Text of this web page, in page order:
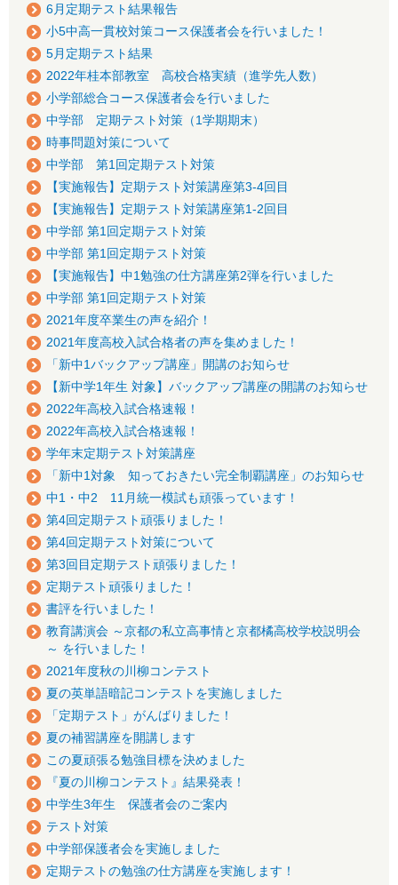
6月定期テスト結果報告
小5中高一貫校対策コース保護者会を行いました！
5月定期テスト結果
2022年桂本部教室 高校合格実績（進学先人数）
小学部総合コース保護者会を行いました
中学部 定期テスト対策（1学期期末）
時事問題対策について
中学部 第1回定期テスト対策
【実施報告】定期テスト対策講座第3-4回目
【実施報告】定期テスト対策講座第1-2回目
中学部 第1回定期テスト対策
中学部 第1回定期テスト対策
【実施報告】中1勉強の仕方講座第2弾を行いました
中学部 第1回定期テスト対策
2021年度卒業生の声を紹介！
2021年度高校入試合格者の声を集めました！
「新中1バックアップ講座」開講のお知らせ
【新中学1年生 対象】バックアップ講座の開講のお知らせ
2022年高校入試合格速報！
2022年高校入試合格速報！
学年末定期テスト対策講座
「新中1対象 知っておきたい完全制覇講座」のお知らせ
中1・中2 11月統一模試も頑張っています！
第4回定期テスト頑張りました！
第4回定期テスト対策について
第3回目定期テスト頑張りました！
定期テスト頑張りました！
書評を行いました！
教育講演会 ～京都の私立高事情と京都橘高校学校説明会
～ を行いました！
2021年度秋の川柳コンテスト
夏の英単語暗記コンテストを実施しました
「定期テスト」がんばりました！
夏の補習講座を開講します
この夏頑張る勉強目標を決めました
『夏の川柳コンテスト』結果発表！
中学生3年生 保護者会のご案内
テスト対策
中学部保護者会を実施しました
定期テストの勉強の仕方講座を実施します！